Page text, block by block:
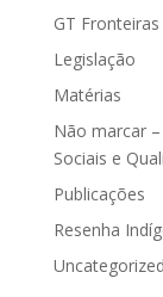
GT
Legislação
Matérias
Não marcar
Sociais e
Publicações
Resenha
Uncategorized